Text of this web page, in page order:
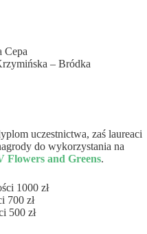
Cepa
– Bródka
uczestnictwa, zaś laureaci
do wykorzystania na
Flowers and Greens.
1000 zł
700 zł
500 zł